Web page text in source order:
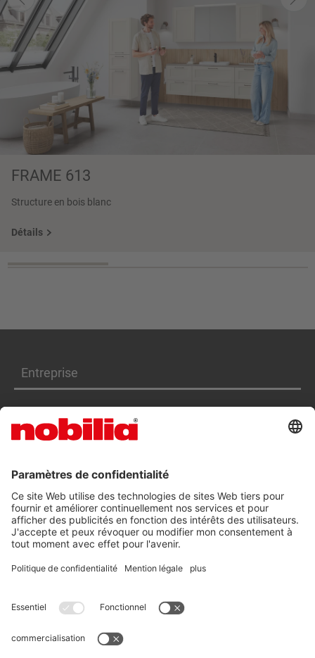
FRAME 613
Structure en bois blanc
Détails
Entreprise
Produits
DÉCLARATION D'ACCESSIBILITÉ
CGV
PROTECTION DES DONNÉES